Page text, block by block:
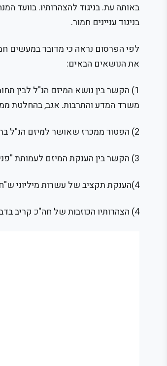
באותה עת. בניגוד להצהרותיו. בוועד
בניגוד עניינים חמור.
לפי הפרסום נראה כי מדובר במעשים
את הנושאים הבאים:
1) הקשר בין נושא המיזם הנ"ל לבין
משרד המדע והתרבות. אגב, בהחלטת ממשלה מספר 366 מיום 9.9.20 הוקצו
2) הפטור ממכרז שאושר למיזם הנ"ל בתירוץ דחוק, לפיו כביכול תחום אחריותו של משרד התפוצות כולל גם חברה ולא רק תפוצות.
3) הקשר בין הענקת המיזם לעמותת "פנים" לבין חברותו של חה"כ קריב בוועד המנהל שלה עד לא מכבר.
4)הענקת תקציב של עשרות מיליוני ש"ח מכספי הציבור לעמותה שניסיונה מסתכם בניהול תקציב של מאות אלפי ש"ח.
4) הצהרותיו הכוזבות של חה"כ קריב בדבר התפטרותו מהוועד המנהל של העמותה בזמן שהיה עדיין חבר בו.